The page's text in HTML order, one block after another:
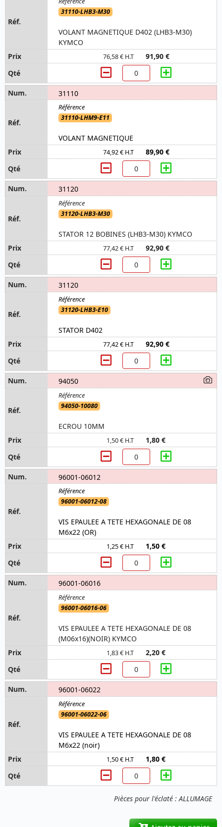
Pièces pour l'éclaté : ALLUMAGE
31110-LHB3-M30
VOLANT MAGNETIQUE D402 (LHB3-M30)
KYMCO
76,58 € H.T 91,90 €
31110
31110-LHM9-E11
VOLANT MAGNETIQUE
74,92 € H.T 89,90 €
31120
31120-LHB3-M30
STATOR 12 BOBINES (LHB3-M30) KYMCO
77,42 € H.T 92,90 €
31120
31120-LHB3-E10
STATOR D402
77,42 € H.T 92,90 €
94050
94050-10080
ECROU 10MM
1,50 € H.T 1,80 €
96001-06012
96001-06012-08
VIS EPAULEE A TETE HEXAGONALE DE 08
M6x22 (OR)
1,25 € H.T 1,50 €
96001-06016
96001-06016-06
VIS EPAULEE A TETE HEXAGONALE DE 08
(M06x16)(NOIR) KYMCO
1,83 € H.T 2,20 €
96001-06022
96001-06022-06
VIS EPAULEE A TETE HEXAGONALE DE 08
M6x22 (noir)
1,50 € H.T 1,80 €